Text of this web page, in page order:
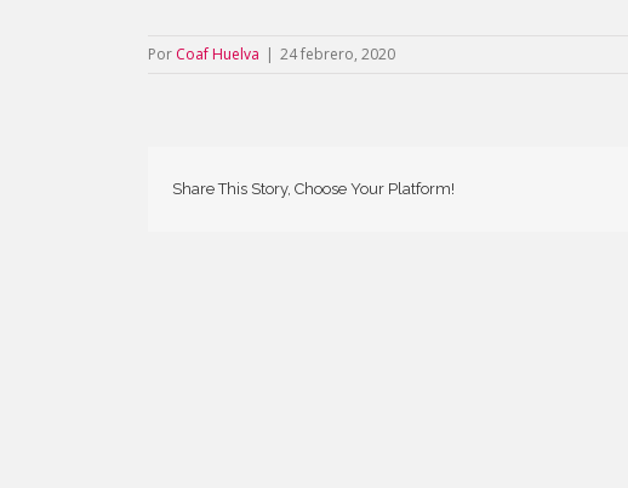
Por Coaf Huelva | 24 febrero, 2020
Share This Story, Choose Your Platform!